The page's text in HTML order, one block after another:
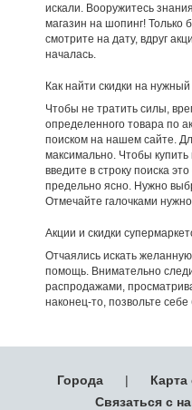
искали. Вооружитесь
магазин на шопинг! Только
смотрите на дату, вдруг
началась.
Как найти скидки на
Чтобы не тратить силы,
определенного товара по
поиском на нашем сайте.
максимально. Чтобы
введите в строку поиска
предельно ясно. Нужно
Отмечайте галочками
Акции и скидки
Отчаялись искать
помощь. Внимательно
распродажами,
наконец-то, позвольте
Города | Карта
Связаться с